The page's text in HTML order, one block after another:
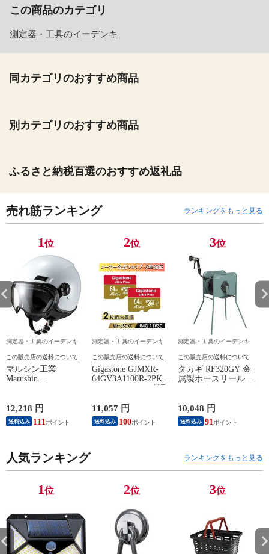
この商品のカテゴリ
測定器・工具のイーデンキ
同カテゴリのおすすめ商品
別カテゴリのおすすめ商品
ふるさと納税百選のおすすめ返礼品
売れ筋ランキング ランキングをもっと見る
1位
測定器・工具のイーデンキ
この販売店の送料について
マルシン工業
Marushin
ルホワイト L
12,218 円
送料込み 111
2位
測定器・工具のイーデンキ
この販売店の送料について
Gigastone GJMXR-
64GV3A1100R-2PK
Nintendo Switch確認
64GB 2枚セット
SDXC microSD
microsdカードA1 V30
11,057 円
送料込み 100
3位
測定器・工具のイーデンキ
この販売店の送料について
タカギ RF320GY 金
属製ホースリール リ
フトメタル 20m カバ
ース収納 巻き取り簡
単 【安心のメーカー
2年間保証】
10,048 円
送料込み 91
人気ランキング ランキングをもっと見る
1位 2位 3位